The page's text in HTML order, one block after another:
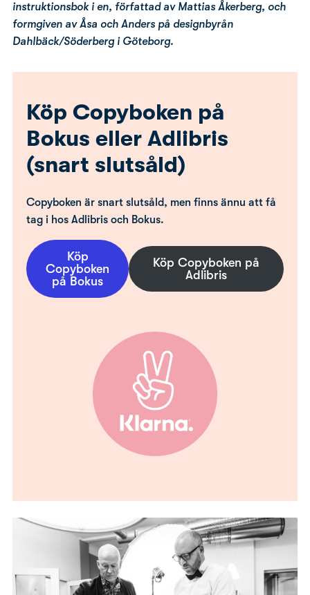
instruktionsbok i en, författad av Mattias Åkerberg, och
formgiven av Åsa och Anders på designbyrån
Dahlbäck/Söderberg i Göteborg.
Köp Copyboken på
Bokus eller Adlibris
(snart slutsåld)
Copyboken är snart slutsåld, men finns ännu att få
tag i hos Adlibris och Bokus.
Köp
Copyboken
på Bokus
Köp Copyboken på
Adlibris